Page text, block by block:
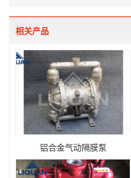
相关产品
铝合金气动隔膜泵